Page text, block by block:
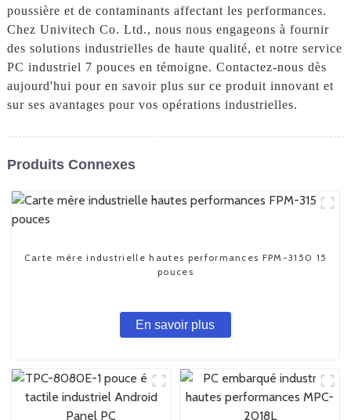
poussière et de contaminants affectant les performances.
Chez Univitech Co. Ltd., nous nous engageons à fournir
des solutions industrielles de haute qualité, et notre service
PC industriel 7 pouces en témoigne. Contactez-nous dès
aujourd'hui pour en savoir plus sur ce produit innovant et
sur ses avantages pour vos opérations industrielles.
Produits Connexes
Carte mère industrielle hautes performances FPM-3150 15
pouces
En savoir plus